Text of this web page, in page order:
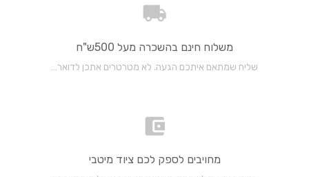
משלוח חינם בהשכרה מעל 500ש"ח
שליח שמתאם איתכם הגעה. לא מטרטרים אתכן לדואר…
מחויבים לספק לכם ציוד מיטבי